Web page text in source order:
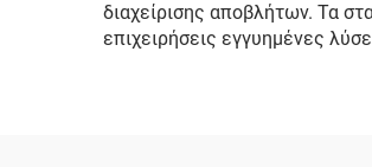
διαχείρισης αποβλήτων. Τα
επιχειρήσεις εγγυημένες